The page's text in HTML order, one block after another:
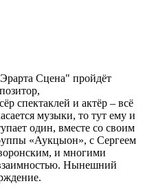
Сцена" пройдёт
спектаклей и актёр – всё
музыки, то тут ему и
один, вместе со своим
«Аукцыон», с Сергеем
и многими
Нынешний